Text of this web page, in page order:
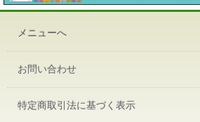
メニューへ
お問い合わせ
特定商取引法に基づく表示